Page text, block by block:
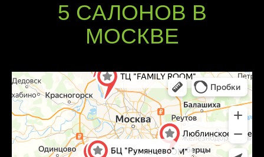
5 CАЛОНОВ В
МОСКВЕ